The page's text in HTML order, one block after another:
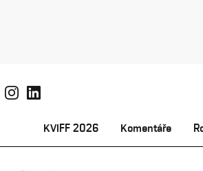
KVIFF 2026 Komentáře